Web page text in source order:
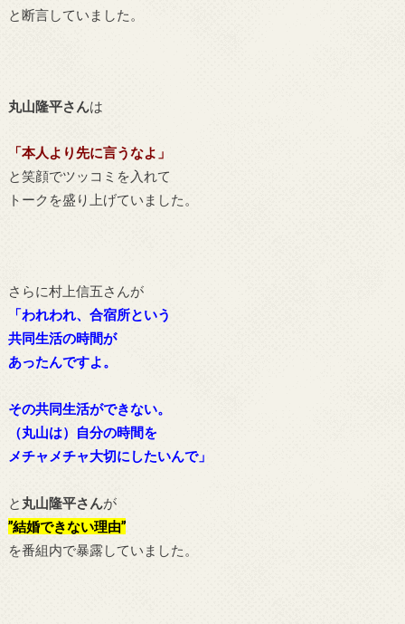
と断言していました。
丸山隆平さんは
「本人より先に言うなよ」
と笑顔でツッコミを入れて
トークを盛り上げていました。
さらに村上信五さんが
「われわれ、 合宿所という
共同生活の時間が
あったんですよ。
その共同生活ができない。
（丸山は）自分の時間を
メチャメチャ大切にしたいんで」
と 丸山隆平さんが
”結婚できない理由”
を番組内で暴露していました。